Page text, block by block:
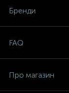
Бренди
FAQ
Про магазин